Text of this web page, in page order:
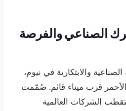
الصناعي والفرصة
والابتكارية في نيوم،
قرب ميناء قائم. صُمّمت
الشركات العالمية